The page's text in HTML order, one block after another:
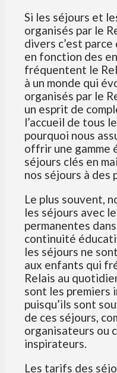
Si les séjours et
organisés par le
divers c’est
en fonction des
fréquentent le
à un monde qui
organisés par le
un esprit de
l’accueil de tous
pourquoi nous
offrir une gamme
séjours clés en
nos séjours à
Le plus souvent,
les séjours avec
permanentes
continuité
les séjours ne
aux enfants qui
Relais au
sont les premiers
puisqu’ils sont
de ces séjours,
organisateurs ou
inspirateurs.
Les tarifs des